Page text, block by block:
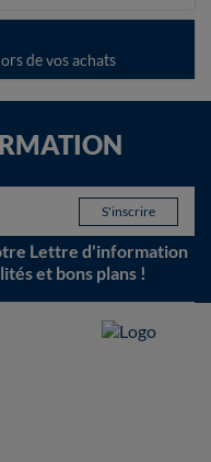
de vos achats
Lettre d'information
et bons plans !